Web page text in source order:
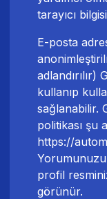
tarayıcı
E-posta
adlandırılır)
kullanıp
sağlanabilir.
politikası şu
https://
profil
görünür.